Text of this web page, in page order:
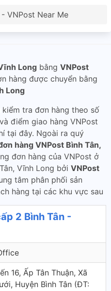
VNPost Near Me
Long bằng VNPost
hàng được chuyển bằng
Long
tra đơn hàng theo số
điểm giao hàng VNPost
tại đây. Ngoài ra quý
hàng VNPost Bình Tân,
đơn hàng của VNPost ở
Vĩnh Long bởi VNPost
tâm phân phối sản
hàng tại các khu vực sau
2 Bình Tân -
16, Ấp Tân Thuận, Xã
Huyện Bình Tân (ÐT: